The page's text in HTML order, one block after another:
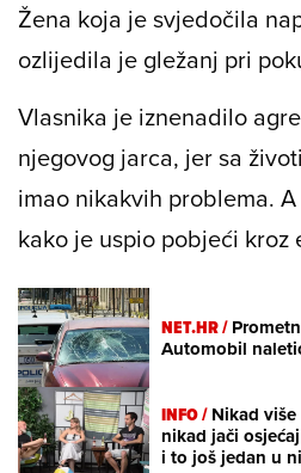
Žena koja je svjedočila
ozlijedila je gležanj pri
Vlasnika je iznenadilo
njegovog jarca, jer sa
imao nikakvih problema.
kako je uspio pobjeći kroz
NET.HR /
Automobil
INFO /Nikad
nikad jači
i to još jedan u